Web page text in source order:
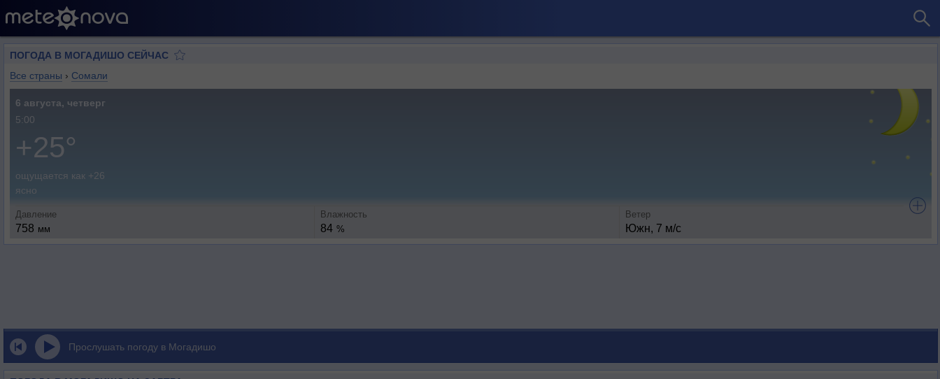
ПОГОДА В МОГАДИШО СЕЙЧАС
Все страны › Сомали
6 августа, четверг
5:00
+25°
ощущается как +26
ясно
Давление
758 мм
Влажность
84 %
Ветер
Южн, 7 м/с
Прослушать погоду в Могадишо